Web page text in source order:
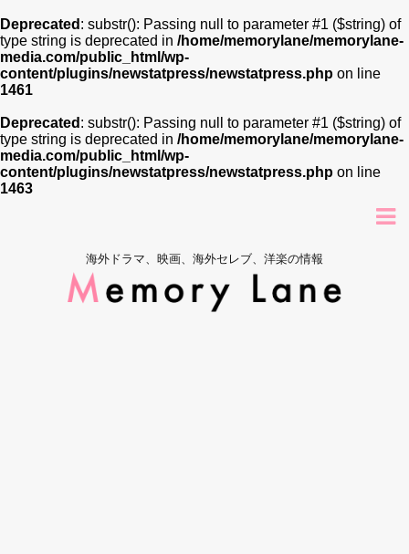
Deprecated : substr(): Passing null to parameter #1 ($string) of
type string is deprecated in /home/memorylane/memorylane-
media.com/public_html/wp-
content/plugins/newstatpress/newstatpress.php on line
1461
Deprecated : substr(): Passing null to parameter #1 ($string) of
type string is deprecated in /home/memorylane/memorylane-
media.com/public_html/wp-
content/plugins/newstatpress/newstatpress.php on line
1463
海外ドラマ、映画、海外セレブ、洋楽の情報